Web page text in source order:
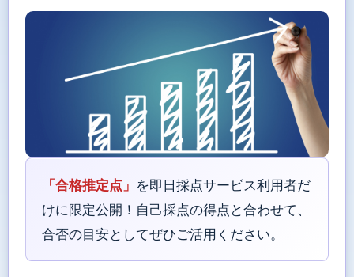
「合格推定点」 を即日採点サービス利用者だ
けに限定公開！自己採点の得点と合わせて、
合否の目安としてぜひご活用ください。